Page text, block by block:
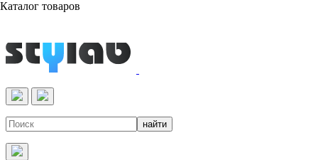
Реактивы & Оборудование
Каталог товаров